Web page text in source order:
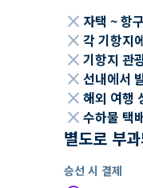
close 자택 ~ 항
close 각 기항지
close 기항지 관
close 선내에서
close 해외 여행
close 수하물 택
별도로 부
승선 시 결제